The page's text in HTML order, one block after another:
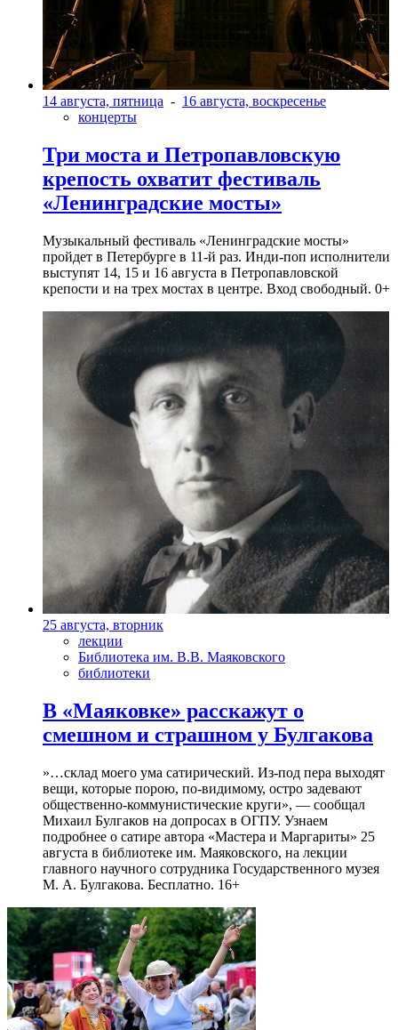
14 августа, пятница - 16 августа, воскресенье
концерты
Три моста и Петропавловскую
крепость охватит фестиваль
«Ленинградские мосты»
Музыкальный фестиваль «Ленинградские мосты»
пройдет в Петербурге в 11-й раз. Инди-поп исполнители
выступят 14, 15 и 16 августа в Петропавловской
крепости и на трех мостах в центре. Вход свободный. 0+
25 августа, вторник
лекции
Библиотека им. В.В. Маяковского
библиотеки
В «Маяковке» расскажут о
смешном и страшном у Булгакова
»…склад моего ума сатирический. Из-под пера выходят
вещи, которые порою, по-видимому, остро задевают
общественно-коммунистические круги», — сообщал
Михаил Булгаков на допросах в ОГПУ. Узнаем
подробнее о сатире автора «Мастера и Маргариты» 25
августа в библиотеке им. Маяковского, на лекции
главного научного сотрудника Государственного музея
М. А. Булгакова. Бесплатно. 16+